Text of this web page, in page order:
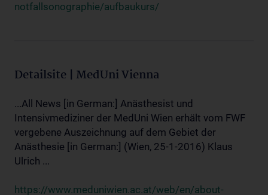
notfallsonographie/aufbaukurs/
Detailsite | MedUni Vienna
...All News [in German:] Anästhesist und
Intensivmediziner der MedUni Wien erhält vom FWF
vergebene Auszeichnung auf dem Gebiet der
Anästhesie [in German:] (Wien, 25-1-2016) Klaus
Ulrich ...
https://www.meduniwien.ac.at/web/en/about-